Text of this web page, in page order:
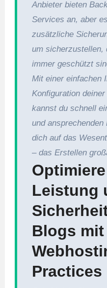
Anbieter bieten
Services an, aber
zusätzliche
um sicherzustellen,
immer geschützt
Mit einer einfachen
Konfiguration
kannst du schnell
und ansprechenden
dich auf das
– das Erstellen
Leistung
Blogs mit
Practices